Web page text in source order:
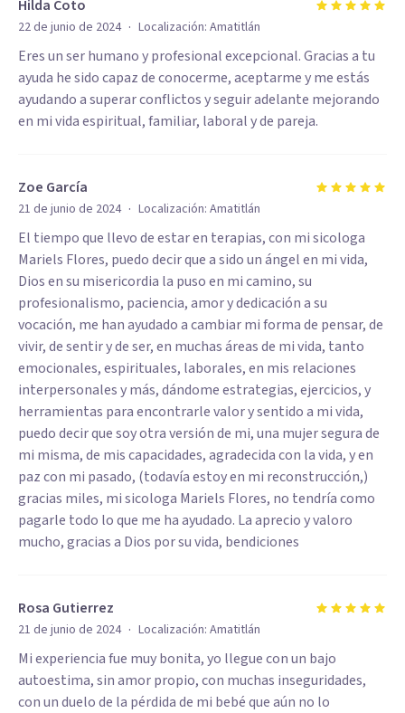
Hilda Coto
22 de junio de 2024 · Localización: Amatitlán
Eres un ser humano y profesional excepcional. Gracias a tu
ayuda he sido capaz de conocerme, aceptarme y me estás
ayudando a superar conflictos y seguir adelante mejorando
en mi vida espiritual, familiar, laboral y de pareja.
Zoe García
21 de junio de 2024 · Localización: Amatitlán
El tiempo que llevo de estar en terapias, con mi sicologa
Mariels Flores, puedo decir que a sido un ángel en mi vida,
Dios en su misericordia la puso en mi camino, su
profesionalismo, paciencia, amor y dedicación a su
vocación, me han ayudado a cambiar mi forma de pensar, de
vivir, de sentir y de ser, en muchas áreas de mi vida, tanto
emocionales, espirituales, laborales, en mis relaciones
interpersonales y más, dándome estrategias, ejercicios, y
herramientas para encontrarle valor y sentido a mi vida,
puedo decir que soy otra versión de mi, una mujer segura de
mi misma, de mis capacidades, agradecida con la vida, y en
paz con mi pasado, (todavía estoy en mi reconstrucción,)
gracias miles, mi sicologa Mariels Flores, no tendría como
pagarle todo lo que me ha ayudado. La aprecio y valoro
mucho, gracias a Dios por su vida, bendiciones
Rosa Gutierrez
21 de junio de 2024 · Localización: Amatitlán
Mi experiencia fue muy bonita, yo llegue con un bajo
autoestima, sin amor propio, con muchas inseguridades,
con un duelo de la pérdida de mi bebé que aún no lo